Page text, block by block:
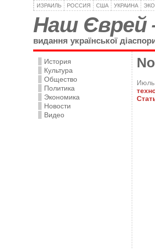
ИЗРАИЛЬ РОССИЯ США УКРАИНА
Наш Єврей
видання української
История
Культура
Общество
Политика
Экономика
Новости
Видео
Июль